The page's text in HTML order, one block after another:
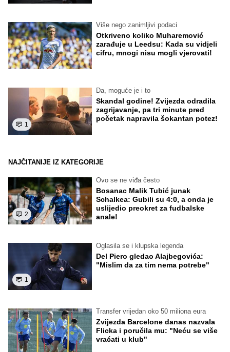
Više nego zanimljivi podaci
Otkriveno koliko Muharemović
zarađuje u Leedsu: Kada su vidjeli
cifru, mnogi nisu mogli vjerovati!
1
Da, moguće je i to
Skandal godine! Zvijezda odradila
zagrijavanje, pa tri minute pred
početak napravila šokantan potez!
NAJČITANIJE IZ KATEGORIJE
2
Ovo se ne viđa često
Bosanac Malik Tubić junak
Schalkea: Gubili su 4:0, a onda je
uslijedio preokret za fudbalske
anale!
1
Oglasila se i klupska legenda
Del Piero gledao Alajbegovića:
"Mislim da za tim nema potrebe"
Transfer vrijedan oko 50 miliona eura
Zvijezda Barcelone danas nazvala
Flicka i poručila mu: "Neću se više
vraćati u klub"